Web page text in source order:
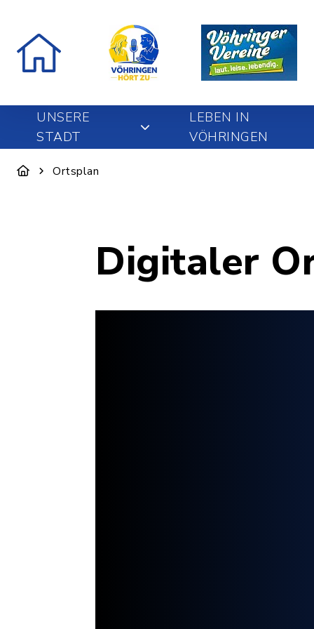
UNSERE
STADT
LEBEN IN
VÖHRINGEN
Ortsplan
Digitaler